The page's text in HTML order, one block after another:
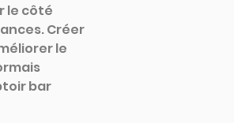
le côté
Créer
le
bar